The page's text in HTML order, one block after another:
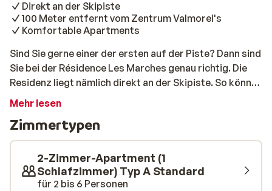
Direkt an der Skipiste
100 Meter entfernt vom Zentrum Valmorel's
Komfortable Apartments
Sind Sie gerne einer der ersten auf der Piste? Dann sind
Sie bei der Résidence Les Marches genau richtig. Die
Residenz liegt nämlich direkt an der Skipiste. So könne
Sie als einer der ersten die Pisten benutzen. Die
traditionell und einfach eingerichtet. Von dem
Apartment aus haben Sie eine schöne Aussicht auf die
umliegenden Berge. Das Zentrum von Valmorel liegt im
Laufabstand der Apartments und Abends könne Sie
sich hier in einem der Restaurants mit typisch
Mehr lesen
Zimmertypen
2-Zimmer-Apartment (1
Schlafzimmer) Typ A Standard
für 2 bis 6 Personen